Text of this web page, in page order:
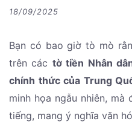
18/09/2025
Bạn có bao giờ tò mò
trên các tờ tiền Nhân
chính thức của Trung
minh họa ngẫu nhiên, mà
tiếng, mang ý nghĩa văn